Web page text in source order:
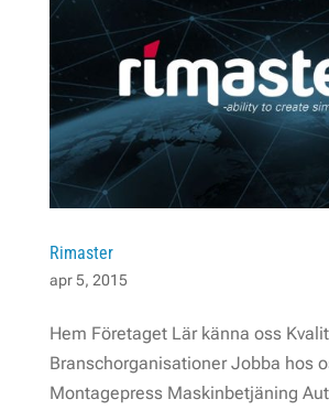
Rimaster
apr 5, 2015
Hem Företaget Lär känna oss
Branschorganisationer Jobba hos
Montagepress Maskinbetjäning